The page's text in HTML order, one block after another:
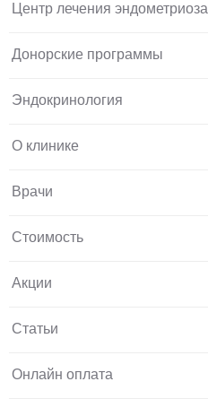
Центр лечения эндометриоза
Донорские программы
Эндокринология
О клинике
Врачи
Стоимость
Акции
Статьи
Онлайн оплата